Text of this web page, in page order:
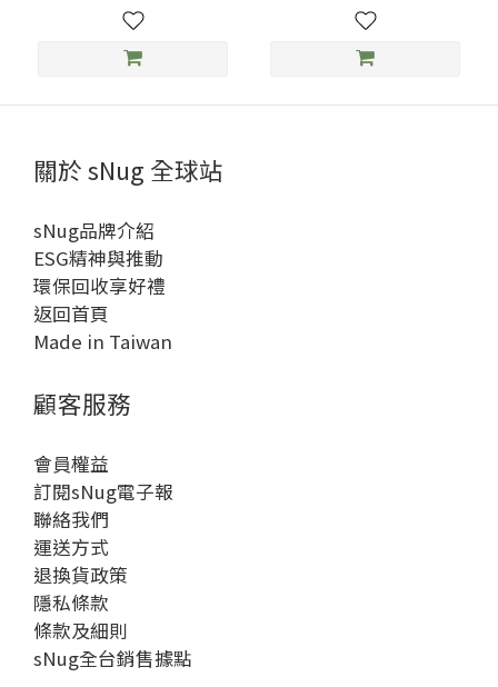
關於 sNug 全球站
sNug品牌介紹
ESG精神與推動
環保回收享好禮
返回首頁
Made in Taiwan
顧客服務
會員權益
訂閱sNug電子報
聯絡我們
運送方式
退換貨政策
隱私條款
條款及細則
sNug全台銷售據點